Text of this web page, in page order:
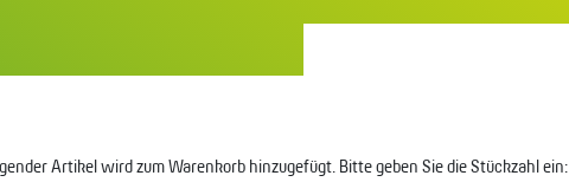
Artikel wird zum Warenkorb hinzugefügt. Bitte geben Sie die Stückzahl ein: